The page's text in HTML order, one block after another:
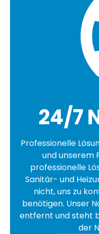
24/7
Professionelle
und unserem
professionelle
Sanitär- und
nicht, uns zu
benötigen. Unser
entfernt und steht
der